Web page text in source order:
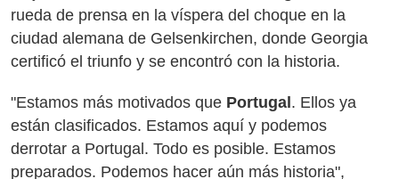
rueda de prensa en la víspera del choque en la
ciudad alemana de Gelsenkirchen, donde Georgia
certificó el triunfo y se encontró con la historia.
"Estamos más motivados que Portugal . Ellos ya
están clasificados. Estamos aquí y podemos
derrotar a Portugal. Todo es posible. Estamos
preparados. Podemos hacer aún más historia",